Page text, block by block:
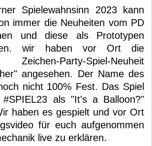
Spielewahnsinn 2023 kann
immer die Neuheiten vom PD
und diese als Prototypen
wir haben vor Ort die
Party-Spiel-Neuheit
angesehen. Der Name des
nicht 100% Fest. Das Spiel
als "It's a Balloon?"
haben es gespielt und vor Ort
für euch aufgenommen
live zu erklären.